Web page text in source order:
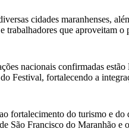
cidades maranhenses,
que aproveitam o
nacionais confirmadas
Festival, fortalecendo a
fortalecimento do turismo e
São Francisco do Maranhão e